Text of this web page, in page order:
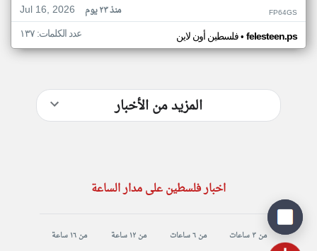
Jul 16, 2026
منذ ٢٣ يوم FP64GS
فلسطين أون لاين• felesteen.ps عدد الكلمات: ١٣٧
المزيد من الأخبار
اخبار فلسطين على مدار الساعة
من ٣ ساعات من ٦ ساعات من ١٢ ساعة من ١٦ ساعة